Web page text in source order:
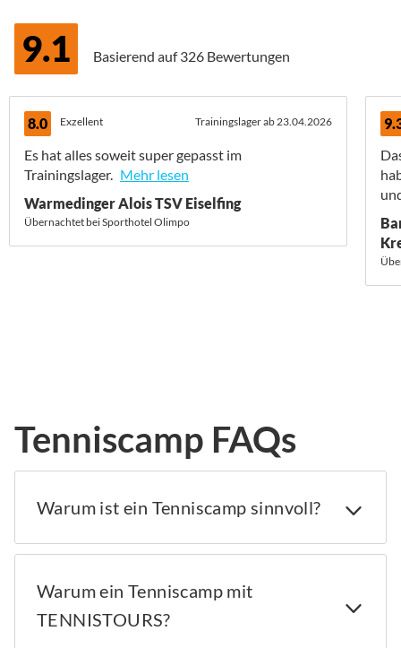
9.1 Basierend auf326 Bewertungen
8.0 Exzellent Trainingslager ab 23.04.2026
Es hat alles soweit super gepasst im
Trainingslager. Mehr lesen
Warmedinger Alois TSV Eiselfing
Übernachtet bei Sporthotel Olimpo
Tenniscamp FAQs
Warum ist ein Tenniscamp sinnvoll?
Warum ein Tenniscamp mit
TENNISTOURS?